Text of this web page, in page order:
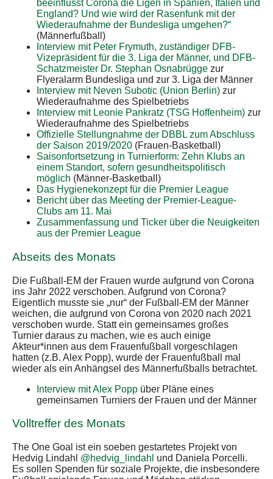
beeinflusst Corona die Ligen in Spanien, Italien und
England? Und wie wird der Rasenfunk mit der
Wiederaufnahme der Bundesliga umgehen?“
(Männerfußball)
Interview mit Peter Frymuth, zuständiger DFB-
Vizepräsident für die 3. Liga der Männer, und DFB-
Schatzmeister Dr. Stephan Osnabrügge zur
Flyeralarm Bundesliga und zur 3. Liga der Männer
Interview mit Neven Subotic (Union Berlin) zur
Wiederaufnahme des Spielbetriebs
Interview mit Leonie Pankratz (TSG Hoffenheim) zur
Wiederaufnahme des Spielbetriebs
Offizielle Stellungnahme der DBBL zum Abschluss
der Saison 2019/2020 (Frauen-Basketball)
Saisonfortsetzung in Turnierform: Zehn Klubs an
einem Standort, sofern gesundheitspolitisch
möglich (Männer-Basketball)
Das Hygienekonzept für die Premier League
Bericht über das Meeting der Premier-League-
Clubs am 11. Mai
Zusammenfassung und Ticker über die Neuigkeiten
aus der Premier League
Abseits des Monats
Die Fußball-EM der Frauen wurde aufgrund von Corona
ins Jahr 2022 verschoben. Aufgrund von Corona?
Eigentlich musste sie „nur“ der Fußball-EM der Männer
weichen, die aufgrund von Corona von 2020 nach 2021
verschoben wurde. Statt ein gemeinsames großes
Turnier daraus zu machen, wie es auch einige
Akteur*innen aus dem Frauenfußball vorgeschlagen
hatten (z.B. Alex Popp), wurde der Frauenfußball mal
wieder als ein Anhängsel des Männerfußballs betrachtet.
Interview mit Alex Popp über Pläne eines
gemeinsamen Turniers der Frauen und der Männer
Volltreffer des Monats
The One Goal ist ein soeben gestartetes Projekt von
Hedvig Lindahl @hedvig_lindahl und Daniela Porcelli.
Es sollen Spenden für soziale Projekte, die insbesondere